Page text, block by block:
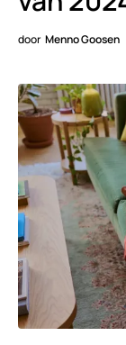
door Menno Goosen